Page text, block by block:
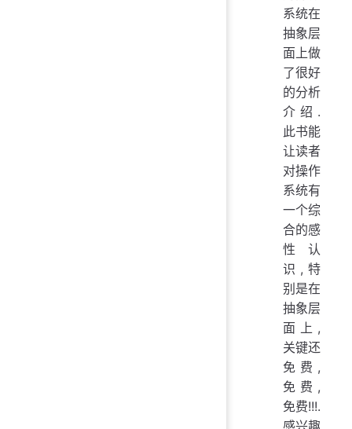
系统在
抽象层
面上做
了很好
的分析
介绍.
此书能
让读者
对操作
系统有
一个综
合的感
性认
识,特
别是在
抽象层
面上,
关键还
免费,
免费,
免费!!!.
感兴趣